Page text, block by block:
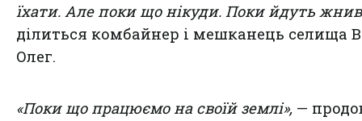
їхати. Але поки що нікуди. Поки йдуть
ділиться комбайнер і мешканець селища
Олег.
«Поки що працюємо на своїй землі», —